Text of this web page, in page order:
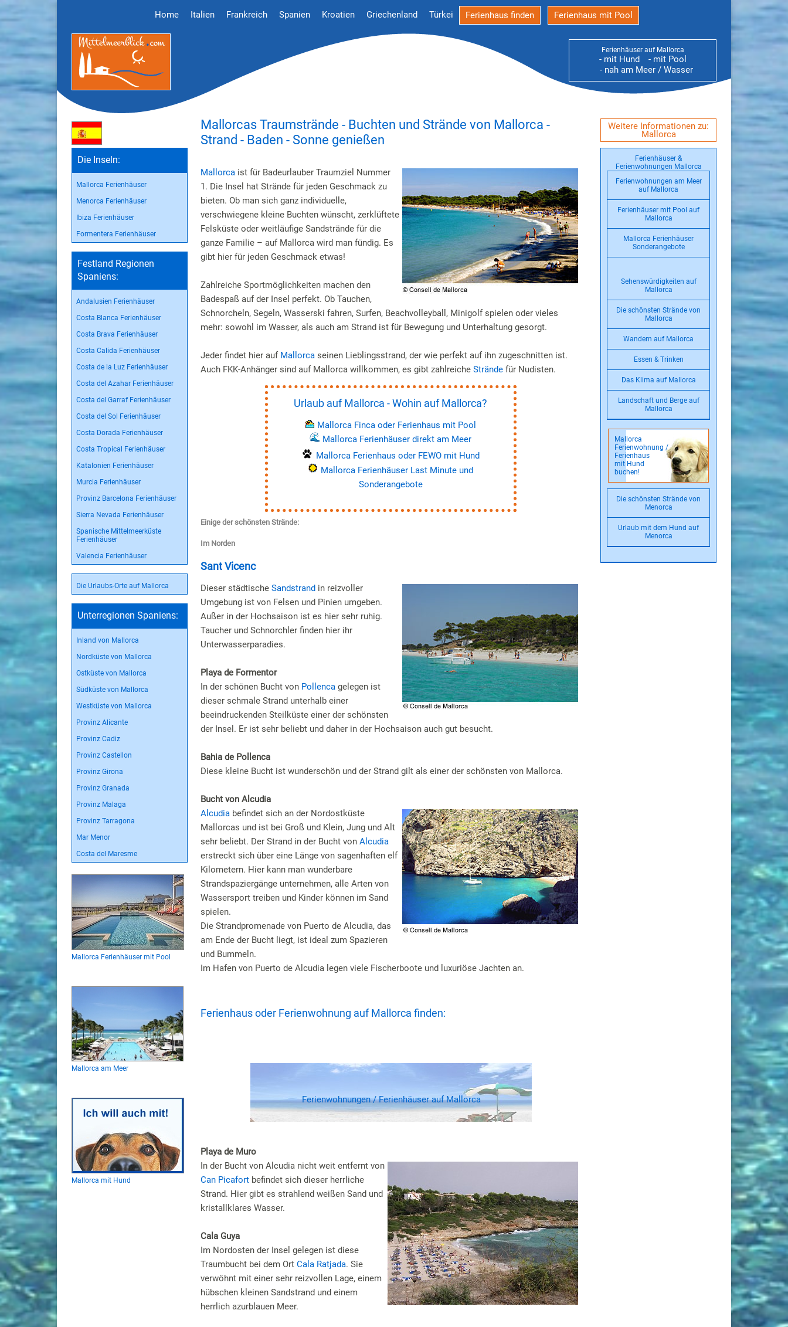
Home Italien Frankreich Spanien Kroatien Griechenland Türkei Ferienhaus finden Ferienhaus mit Pool
Ferienhäuser auf Mallorca
- mit Hund
- mit Pool
- nah am Meer / Wasser
Die Inseln:
Mallorca Ferienhäuser
Menorca Ferienhäuser
Ibiza Ferienhäuser
Formentera Ferienhäuser
Festland Regionen
Spaniens:
Andalusien Ferienhäuser
Costa Blanca Ferienhäuser
Costa Brava Ferienhäuser
Costa Calida Ferienhäuser
Costa de la Luz Ferienhäuser
Costa del Azahar Ferienhäuser
Costa del Garraf Ferienhäuser
Costa del Sol Ferienhäuser
Costa Dorada Ferienhäuser
Costa Tropical Ferienhäuser
Katalonien Ferienhäuser
Murcia Ferienhäuser
Provinz Barcelona Ferienhäuser
Sierra Nevada Ferienhäuser
Spanische Mittelmeerküste
Ferienhäuser
Valencia Ferienhäuser
Die Urlaubs-Orte auf Mallorca
Unterregionen Spaniens:
Inland von Mallorca
Nordküste von Mallorca
Ostküste von Mallorca
Südküste von Mallorca
Westküste von Mallorca
Provinz Alicante
Provinz Cadiz
Provinz Castellon
Provinz Girona
Provinz Granada
Provinz Malaga
Provinz Tarragona
Mar Menor
Costa del Maresme
Mallorca Ferienhäuser mit Pool
Mallorca am Meer
Mallorca mit Hund
Weitere Informationen zu:
Mallorca
Ferienhäuser &
Ferienwohnungen Mallorca
Ferienwohnungen am Meer
auf Mallorca
Ferienhäuser mit Pool auf
Mallorca
Mallorca Ferienhäuser
Sonderangebote
Sehenswürdigkeiten auf
Mallorca
Die schönsten Strände von
Mallorca
Wandern auf Mallorca
Essen & Trinken
Das Klima auf Mallorca
Landschaft und Berge auf
Mallorca
Mallorca
Ferienwohnung /
Ferienhaus
mit Hund
buchen!
Die schönsten Strände von
Menorca
Urlaub mit dem Hund auf
Menorca
Mallorcas Traumstrände - Buchten und Strände von Mallorca -
Strand - Baden - Sonne genießen
Mallorca ist für Badeurlauber Traumziel Nummer
1. Die Insel hat Strände für jeden Geschmack zu
bieten. Ob man sich ganz individuelle,
verschwiegene kleine Buchten wünscht, zerklüftete
Felsküste oder weitläufige Sandstrände für die
ganze Familie – auf Mallorca wird man fündig. Es
gibt hier für jeden Geschmack etwas!
Zahlreiche Sportmöglichkeiten machen den
Badespaß auf der Insel perfekt. Ob Tauchen,
Schnorcheln, Segeln, Wasserski fahren, Surfen, Beachvolleyball, Minigolf spielen oder vieles
mehr: sowohl im Wasser, als auch am Strand ist für Bewegung und Unterhaltung gesorgt.
Jeder findet hier auf Mallorca seinen Lieblingsstrand, der wie perfekt auf ihn zugeschnitten ist.
Auch FKK-Anhänger sind auf Mallorca willkommen, es gibt zahlreiche Strände für Nudisten.
Urlaub auf Mallorca - Wohin auf Mallorca?
Mallorca Finca oder Ferienhaus mit Pool
Mallorca Ferienhäuser direkt am Meer
Mallorca Ferienhaus oder FEWO mit Hund
Mallorca Ferienhäuser Last Minute und
Sonderangebote
Einige der schönsten Strände:
Im Norden
Sant Vicenc
Dieser städtische Sandstrand in reizvoller
Umgebung ist von Felsen und Pinien umgeben.
Außer in der Hochsaison ist es hier sehr ruhig.
Taucher und Schnorchler finden hier ihr
Unterwasserparadies.
Playa de Formentor
In der schönen Bucht von Pollenca gelegen ist
dieser schmale Strand unterhalb einer
beeindruckenden Steilküste einer der schönsten
der Insel. Er ist sehr beliebt und daher in der Hochsaison auch gut besucht.
Bahia de Pollenca
Diese kleine Bucht ist wunderschön und der Strand gilt als einer der schönsten von Mallorca.
Bucht von Alcudia
Alcudia befindet sich an der Nordostküste
Mallorcas und ist bei Groß und Klein, Jung und Alt
sehr beliebt. Der Strand in der Bucht von Alcudia
erstreckt sich über eine Länge von sagenhaften elf
Kilometern. Hier kann man wunderbare
Strandspaziergänge unternehmen, alle Arten von
Wassersport treiben und Kinder können im Sand
spielen.
Die Strandpromenade von Puerto de Alcudia, das
am Ende der Bucht liegt, ist ideal zum Spazieren
und Bummeln.
Im Hafen von Puerto de Alcudia legen viele Fischerboote und luxuriöse Jachten an.
Ferienhaus oder Ferienwohnung auf Mallorca finden:
Ferienwohnungen / Ferienhäuser auf Mallorca
Playa de Muro
In der Bucht von Alcudia nicht weit entfernt von
Can Picafort befindet sich dieser herrliche
Strand. Hier gibt es strahlend weißen Sand und
kristallklares Wasser.
Cala Guya
Im Nordosten der Insel gelegen ist diese
Traumbucht bei dem Ort Cala Ratjada. Sie
verwöhnt mit einer sehr reizvollen Lage, einem
hübschen kleinen Sandstrand und einem
herrlich azurblauen Meer.